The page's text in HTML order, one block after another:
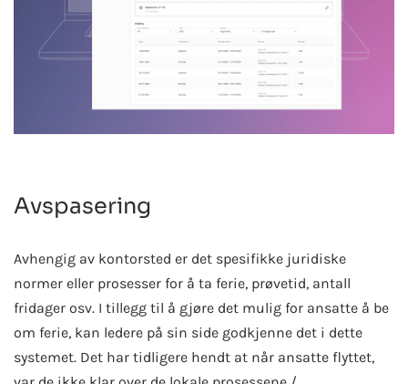
Avspasering
Avhengig av kontorsted er det spesifikke juridiske
normer eller prosesser for å ta ferie, prøvetid, antall
fridager osv. I tillegg til å gjøre det mulig for ansatte å be
om ferie, kan ledere på sin side godkjenne det i dette
systemet. Det har tidligere hendt at når ansatte flyttet,